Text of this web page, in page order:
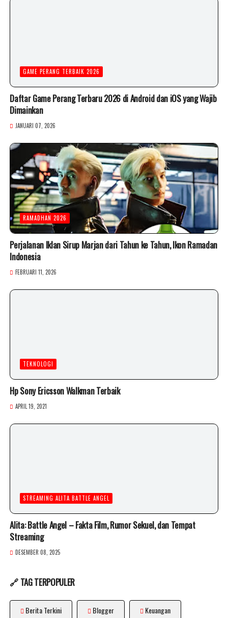
GAME PERANG TERBAIK 2026
Daftar Game Perang Terbaru 2026 di Android dan iOS yang Wajib
Dimainkan
JANUARI 07, 2026
RAMADHAN 2026
Perjalanan Iklan Sirup Marjan dari Tahun ke Tahun, Ikon Ramadan
Indonesia
FEBRUARI 11, 2026
TEKNOLOGI
Hp Sony Ericsson Walkman Terbaik
APRIL 19, 2021
STREAMING ALITA BATTLE ANGEL
Alita: Battle Angel – Fakta Film, Rumor Sekuel, dan Tempat
Streaming
DESEMBER 08, 2025
🔗 TAG TERPOPULER
Berita Terkini Blogger Keuangan